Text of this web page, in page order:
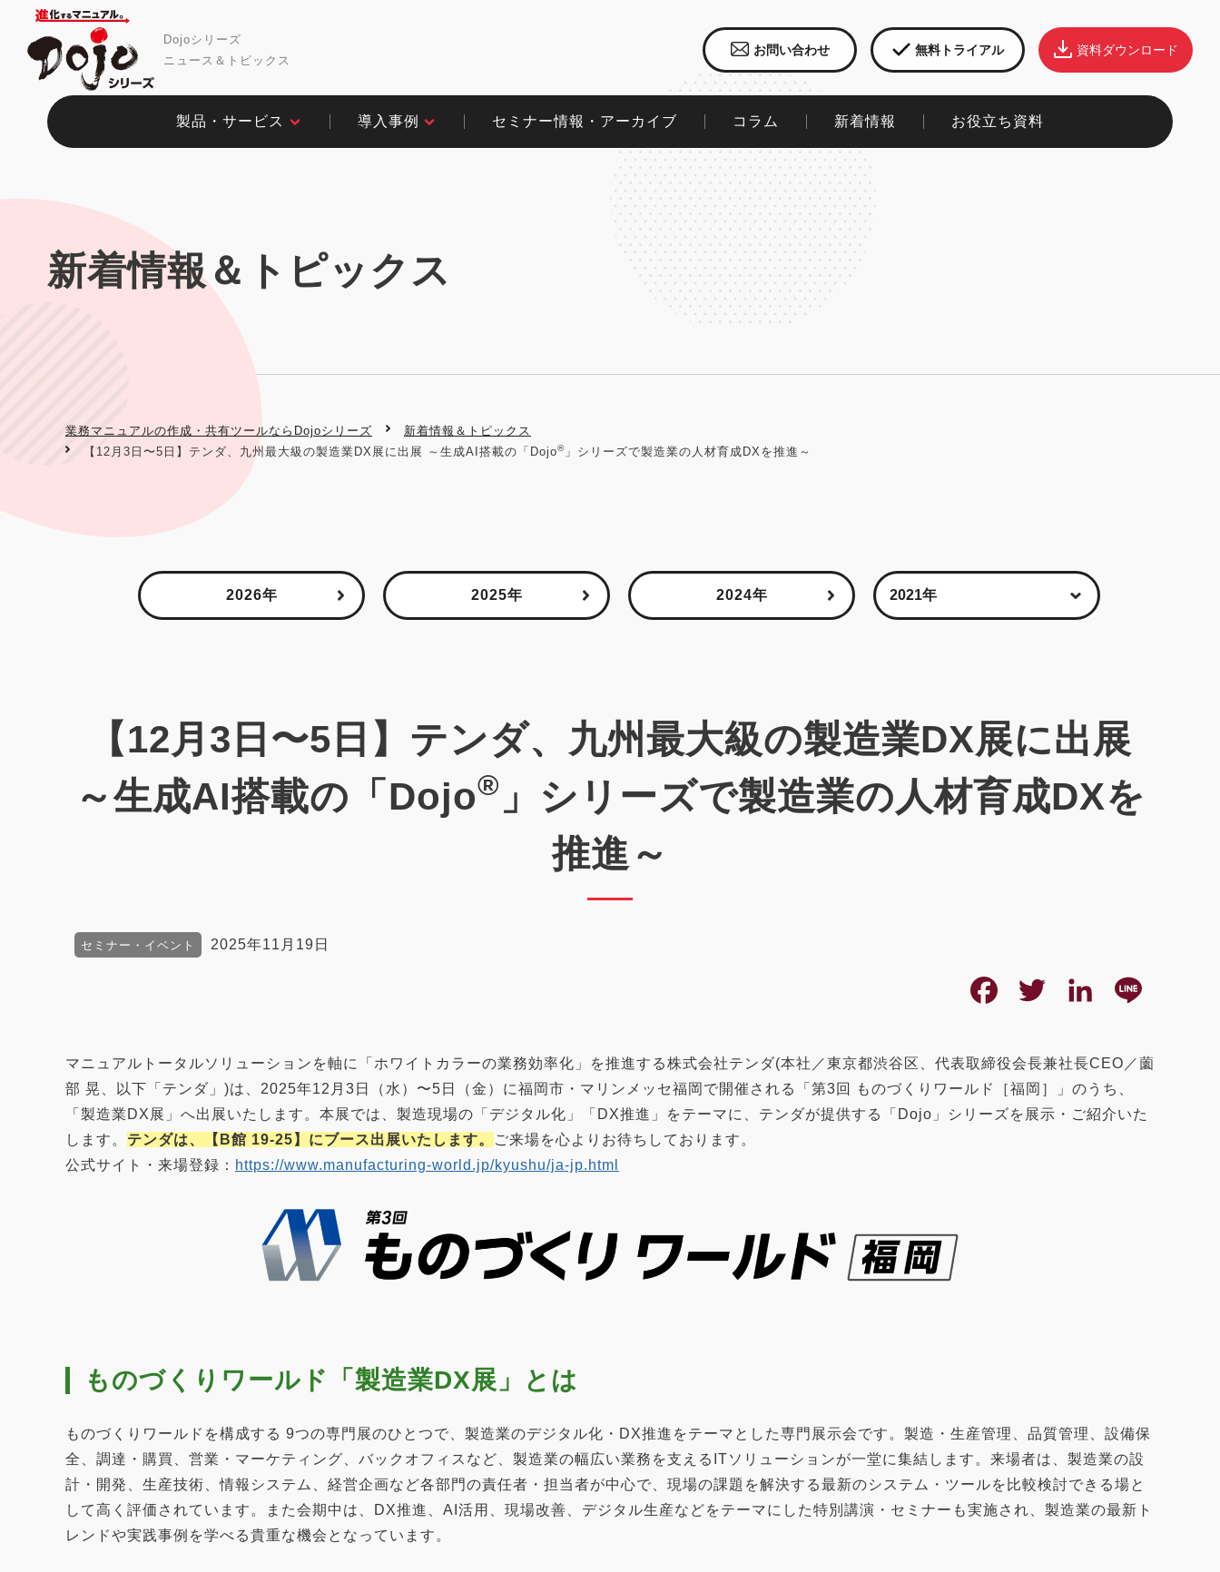
Dojoシリーズ
ニュース＆トピックス
お問い合わせ 無料トライアル 資料ダウンロード
製品・サービス​ 導入事例​ セミナー情報・アーカイブ コラム​ 新着情報​ お役立ち資料​
新着情報＆トピックス
業務マニュアルの作成・共有ツールならDojoシリーズ
新着情報＆トピックス
【12月3日〜5日】テンダ、九州最大級の製造業DX展に出展 ～生成AI搭載の「Dojo® 」シリーズで製造業の人材育成DXを推進～
2026年 2025年 2024年
【12月3日〜5日】テンダ、九州最大級の製造業DX展に出展
～生成AI搭載の「Dojo® 」シリーズで製造業の人材育成DXを
推進～
セミナー・イベント 2025年11月19日
c
e
i n n
マニュアルトータルソリューションを軸に「ホワイトカラーの業務効率化」を推進する株式会社テンダ(本社／東京都渋谷区、代表取締役会長兼社長CEO／薗
部 晃、以下「テンダ」)は、2025年12月3日（水）〜5日（金）に福岡市・マリンメッセ福岡で開催される「第3回 ものづくりワールド［福岡］」のうち、
「製造業DX展」へ出展いたします。本展では、製造現場の「デジタル化」「DX推進」をテーマに、テンダが提供する「Dojo」シリーズを展示・ご紹介いた
します。 テンダは、【B館 19-25】にブース出展いたします。
ご来場を心よりお待ちしております。
公式サイト・来場登録： https://www.manufacturing-world.jp/kyushu/ja-jp.html
ものづくりワールド「製造業DX展」とは
ものづくりワールドを構成する 9つの専門展のひとつで、製造業のデジタル化・DX推進をテーマとした専門展示会です。製造・生産管理、品質管理、設備保
全、調達・購買、営業・マーケティング、バックオフィスなど、製造業の幅広い業務を支えるITソリューションが一堂に集結します。来場者は、製造業の設
計・開発、生産技術、情報システム、経営企画など各部門の責任者・担当者が中心で、現場の課題を解決する最新のシステム・ツールを比較検討できる場と
して高く評価されています。また会期中は、DX推進、AI活用、現場改善、デジタル生産などをテーマにした特別講演・セミナーも実施され、製造業の最新ト
レンドや実践事例を学べる貴重な機会となっています。